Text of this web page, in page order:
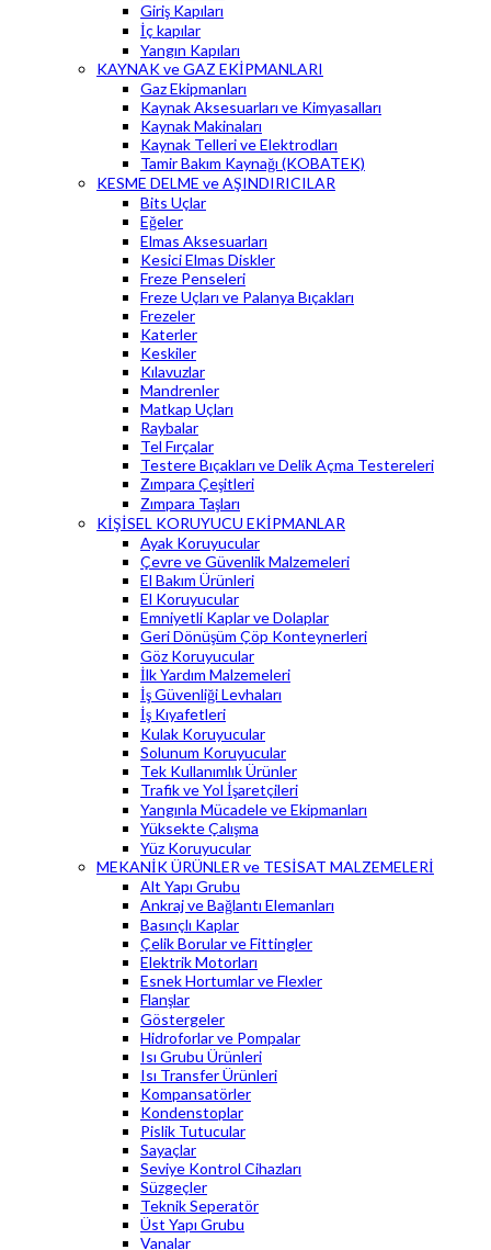
Giriş Kapıları
İç kapılar
Yangın Kapıları
KAYNAK ve GAZ EKİPMANLARI
Gaz Ekipmanları
Kaynak Aksesuarları ve Kimyasalları
Kaynak Makinaları
Kaynak Telleri ve Elektrodları
Tamir Bakım Kaynağı (KOBATEK)
KESME DELME ve AŞINDIRICILAR
Bits Uçlar
Eğeler
Elmas Aksesuarları
Kesici Elmas Diskler
Freze Penseleri
Freze Uçları ve Palanya Bıçakları
Frezeler
Katerler
Keskiler
Kılavuzlar
Mandrenler
Matkap Uçları
Raybalar
Tel Fırçalar
Testere Bıçakları ve Delik Açma Testereleri
Zımpara Çeşitleri
Zımpara Taşları
KİŞİSEL KORUYUCU EKİPMANLAR
Ayak Koruyucular
Çevre ve Güvenlik Malzemeleri
El Bakım Ürünleri
El Koruyucular
Emniyetli Kaplar ve Dolaplar
Geri Dönüşüm Çöp Konteynerleri
Göz Koruyucular
İlk Yardım Malzemeleri
İş Güvenliği Levhaları
İş Kıyafetleri
Kulak Koruyucular
Solunum Koruyucular
Tek Kullanımlık Ürünler
Trafik ve Yol İşaretçileri
Yangınla Mücadele ve Ekipmanları
Yüksekte Çalışma
Yüz Koruyucular
MEKANİK ÜRÜNLER ve TESİSAT MALZEMELERİ
Alt Yapı Grubu
Ankraj ve Bağlantı Elemanları
Basınçlı Kaplar
Çelik Borular ve Fittingler
Elektrik Motorları
Esnek Hortumlar ve Flexler
Flanşlar
Göstergeler
Hidroforlar ve Pompalar
Isı Grubu Ürünleri
Isı Transfer Ürünleri
Kompansatörler
Kondenstoplar
Pislik Tutucular
Sayaçlar
Seviye Kontrol Cihazları
Süzgeçler
Teknik Seperatör
Üst Yapı Grubu
Vanalar